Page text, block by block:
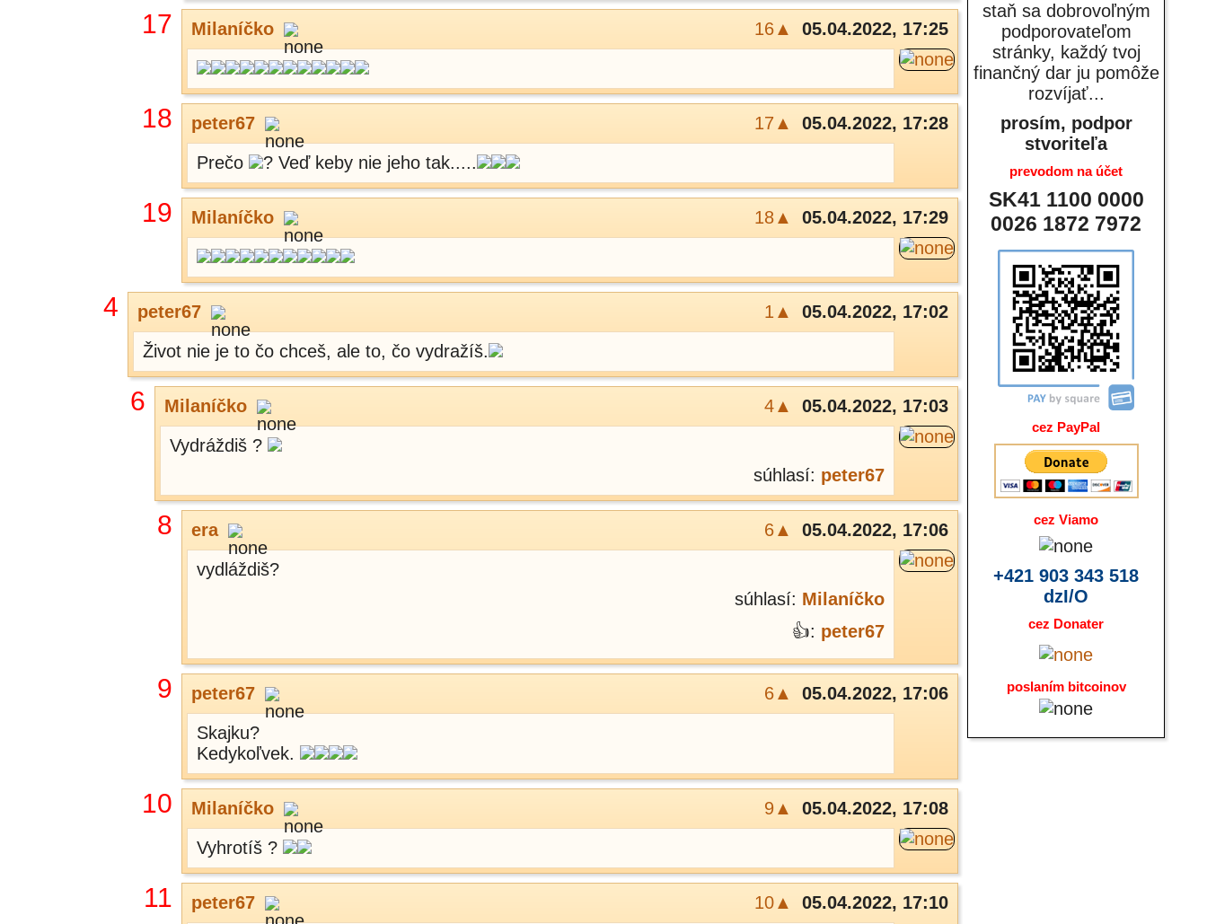
17 Milaníčko 16▲ 05.04.2022, 17:25
18 peter67 17▲
05.04.2022, 17:28
Prečo
? Veď keby nie jeho tak.....
19 Milaníčko 18▲ 05.04.2022, 17:29
4 peter67 1▲
05.04.2022, 17:02
Život nie je to čo chceš, ale to, čo vydražíš.
6 Milaníčko 4▲
05.04.2022, 17:03
Vydráždiš ?
súhlasí: peter67
8 era 6▲
05.04.2022, 17:06
vydláždiš?
súhlasí: Milaníčko
👍: peter67
9 peter67 6▲
05.04.2022, 17:06
Skajku?
Kedykoľvek.
10 Milaníčko 9▲
05.04.2022, 17:08
Vyhrotíš ?
11 peter67 10▲
05.04.2022, 17:10
staň sa dobrovoľným
podporovateľom
stránky, každý tvoj
finančný dar ju pomôže
rozvíjať...
prosím, podpor
stvoriteľa
prevodom na účet
SK41 1100 0000
0026 1872 7972
cez PayPal
cez Viamo
+421 903 343 518
dzI/O
cez Donater
poslaním bitcoinov